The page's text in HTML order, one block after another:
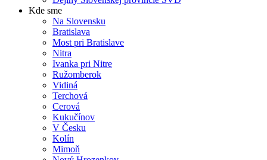
Kde sme
Na Slovensku
Bratislava
Most pri Bratislave
Nitra
Ivanka pri Nitre
Ružomberok
Vidiná
Terchová
Cerová
Kukučínov
V Česku
Kolín
Mimoň